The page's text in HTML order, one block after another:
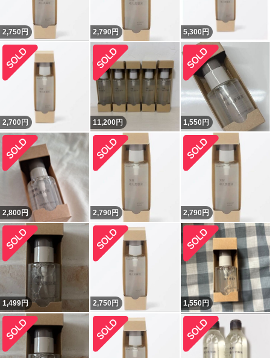
2,750 円 2,790 円 5,300 円
2,700 円 11,200円 1,550円
2,800円 2,790 円 2,790 円
1,499円 2,750 円 1,550円